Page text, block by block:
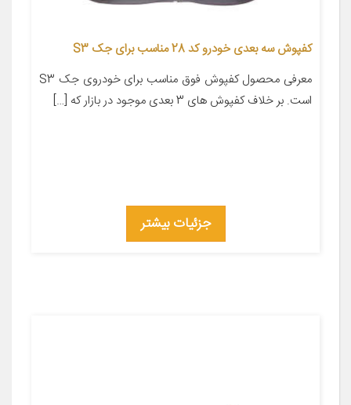
کفپوش سه بعدی خودرو کد 28 مناسب برای جک S3
معرفی محصول کفپوش فوق مناسب برای خودروی جک S3
است. بر خلاف کفپوش های 3 بعدی موجود در بازار که […]
جزئیات بیشتر